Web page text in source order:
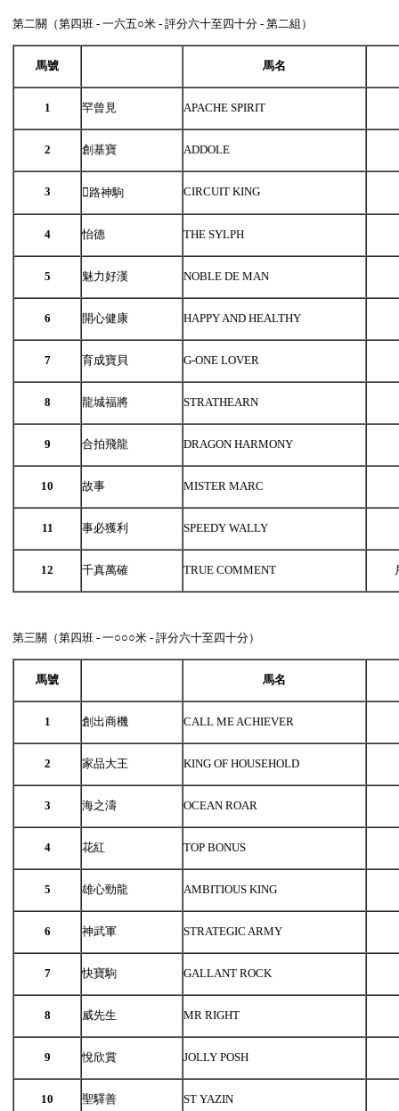
第二關（第四班 - 一六五○米 - 評分六十至四十分 - 第二組）
馬號 馬名
1 罕曾見 APACHE SPIRIT
2 創基寶 ADDOLE
3 路神駒 CIRCUIT KING
4 怡德 THE SYLPH
5 魅力好漢 NOBLE DE MAN
6 開心健康 HAPPY AND HEALTHY
7 育成寶貝 G-ONE LOVER
8 龍城福將 STRATHEARN
9 合拍飛龍 DRAGON HARMONY
10 故事 MISTER MARC
11 事必獲利 SPEEDY WALLY
12 千真萬確 TRUE COMMENT
第三關（第四班 - 一○○○米 - 評分六十至四十分）
馬號 馬名
1 創出商機 CALL ME ACHIEVER
2 家品大王 KING OF HOUSEHOLD
3 海之濤 OCEAN ROAR
4 花紅 TOP BONUS
5 雄心勁龍 AMBITIOUS KING
6 神武軍 STRATEGIC ARMY
7 快寶駒 GALLANT ROCK
8 威先生 MR RIGHT
9 悅欣賞 JOLLY POSH
10 聖驛善 ST YAZIN